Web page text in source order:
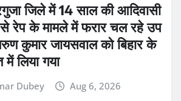
जिले में 14 साल की आदिवासी
से रेप के मामले में फरार चल रहे उप
कुमार जायसवाल को बिहार के
लिया गया
Dubey Aug 6, 2026